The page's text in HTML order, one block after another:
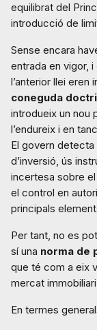
equilibrat del
introducció de
Sense encara
entrada en vigor,
l’anterior llei eren
coneguda
introdueix un nou
l’endureix i en
El govern detecta
d’inversió, ús
incertesa sobre
el control en
principals
Per tant, no es
sí una norma de
que té com a eix
mercat
En termes